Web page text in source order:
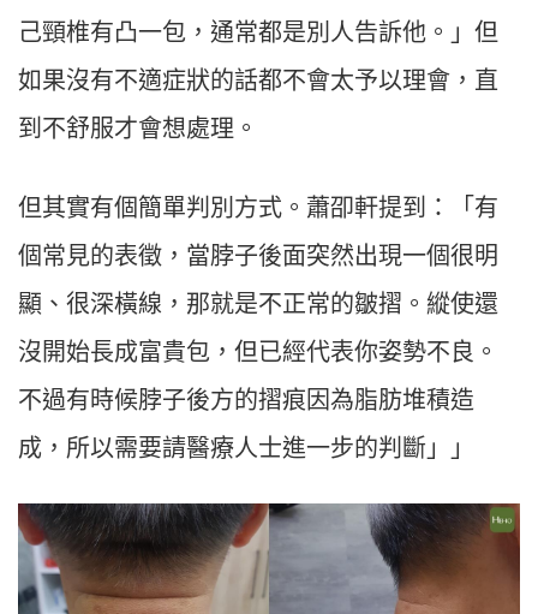
己頸椎有凸一包，通常都是別人告訴他。」但
如果沒有不適症狀的話都不會太予以理會，直
到不舒服才會想處理。
但其實有個簡單判別方式。蕭卲軒提到：「有
個常見的表徵，當脖子後面突然出現一個很明
顯、很深橫線，那就是不正常的皺摺。縱使還
沒開始長成富貴包，但已經代表你姿勢不良。
不過有時候脖子後方的摺痕因為脂肪堆積造
成，所以需要請醫療人士進一步的判斷」」